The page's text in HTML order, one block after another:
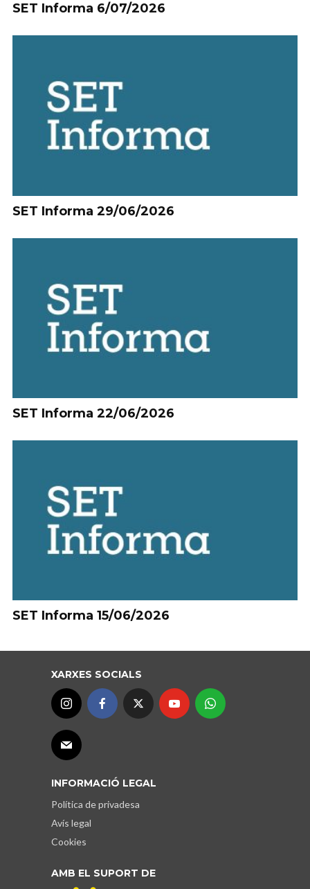
SET Informa 6/07/2026
SET Informa 29/06/2026
SET Informa 22/06/2026
SET Informa 15/06/2026
XARXES SOCIALS
INFORMACIÓ LEGAL
Política de privadesa
Avís legal
Cookies
AMB EL SUPORT DE